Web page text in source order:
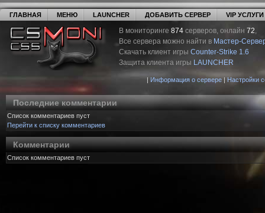
ГЛАВНАЯ МЕНЮ LAUNCHER ДОБАВИТЬ СЕРВЕР VIP УСЛУГИ
В мониторинге 874 серверов, онлайн 72,
Все сервера можно найти в Мастер-
Скачать клиент игры Counter-Strike 1.6
Защита клиента игры LAUNCHER
| Информация о сервере| Настройки
Последние комментарии
Список комментариев пуст
Перейти к списку комментариев
Комментарии
Список комментариев пуст